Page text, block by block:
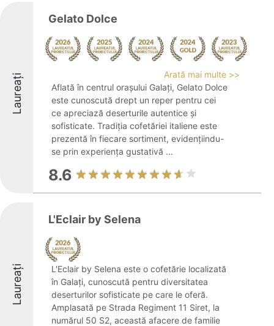
Laureați
Gelato Dolce
Arată mai multe >>
Aflată în centrul orașului Galați, Gelato Dolce
este cunoscută drept un reper pentru cei
ce apreciază deserturile autentice și
sofisticate. Tradiția cofetăriei italiene este
prezentă în fiecare sortiment, evidențiindu-
se prin experiența gustativă ...
8.6
Laureați
L'Eclair by Selena
L'Eclair by Selena este o cofetărie localizată
în Galați, cunoscută pentru diversitatea
deserturilor sofisticate pe care le oferă.
Amplasată pe Strada Regiment 11 Siret, la
numărul 50 S2, această afacere de familie